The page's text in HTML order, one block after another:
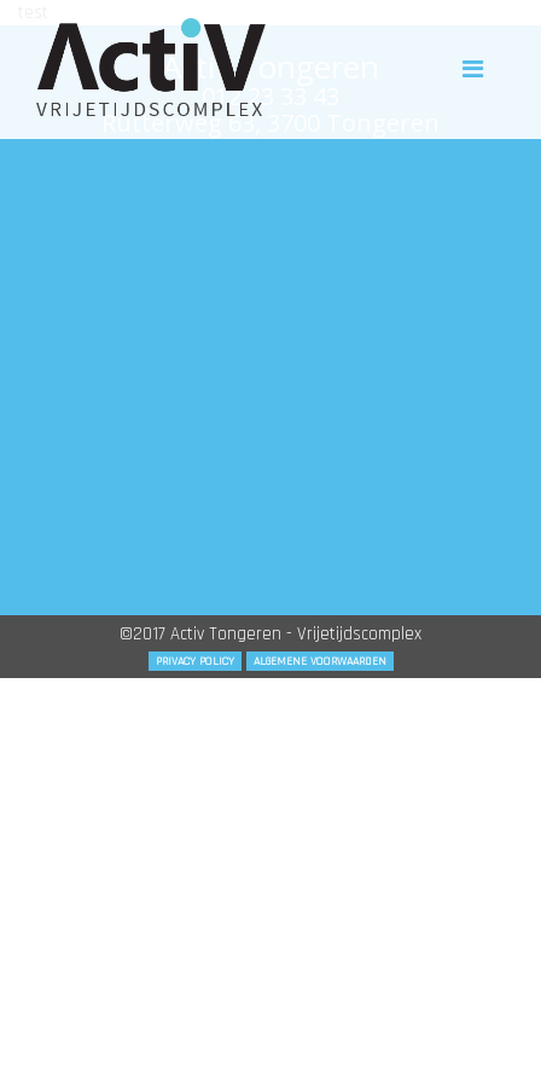
Activ Tongeren
012 23 33 43
Rutterweg 63, 3700 Tongeren
©2017 Activ Tongeren - Vrijetijdscomplex
PRIVACY POLICY ALGEMENE VOORWAARDEN